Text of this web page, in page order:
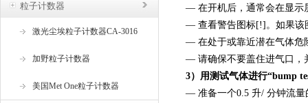
粒子计数器
激光尘埃粒子计数器CA-3016
加野粒子计数器
美国Met One粒子计数器
— 在开机后，通常会在显示
— 查看警告图标[!]。如果该
— 在处于或靠近潜在气体危
— 请确保不要盖住进气口，
3）用测试气体进行“bump
— 准备一个0.5 升/ 分钟流量